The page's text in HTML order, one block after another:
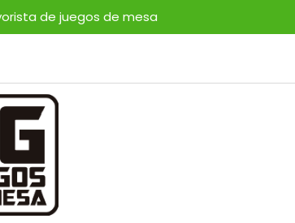
de juegos de mesa